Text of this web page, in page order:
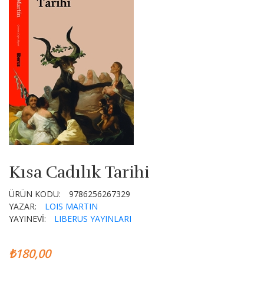
Kısa Cadılık Tarihi
ÜRÜN KODU:
9786256267329
YAZAR:
LOIS MARTIN
YAYINEVİ:
LIBERUS YAYINLARI
₺180,00